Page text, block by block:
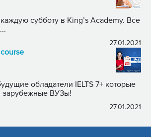
субботу в King’s Academy. Все
27.01.2021
обладатели IELTS 7+ которые
зарубежные ВУЗы!
27.01.2021